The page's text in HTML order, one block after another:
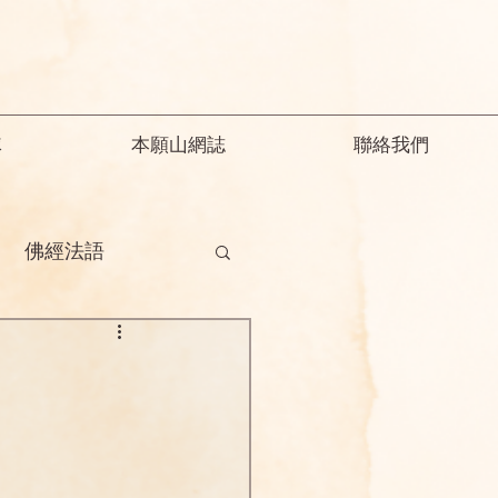
本願山網誌 聯絡我們
佛經法語
釋迦教念彌陀